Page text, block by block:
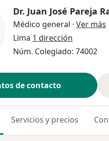
Dr. Juan José Pareja
Médico general · Ver más
Lima 1 dirección
Núm. Colegiado: 74002
de contacto
Servicios y precios